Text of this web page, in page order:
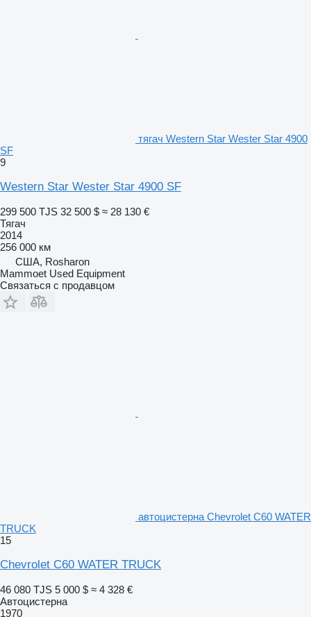
тягач Western Star Wester Star 4900
SF
9
Western Star Wester Star 4900 SF
299 500 TJS 32 500 $ ≈ 28 130 €
Тягач
2014
256 000 км
США, Rosharon
Mammoet Used Equipment
Связаться с продавцом
автоцистерна Chevrolet C60 WATER
TRUCK
15
Chevrolet C60 WATER TRUCK
46 080 TJS 5 000 $ ≈ 4 328 €
Автоцистерна
1970